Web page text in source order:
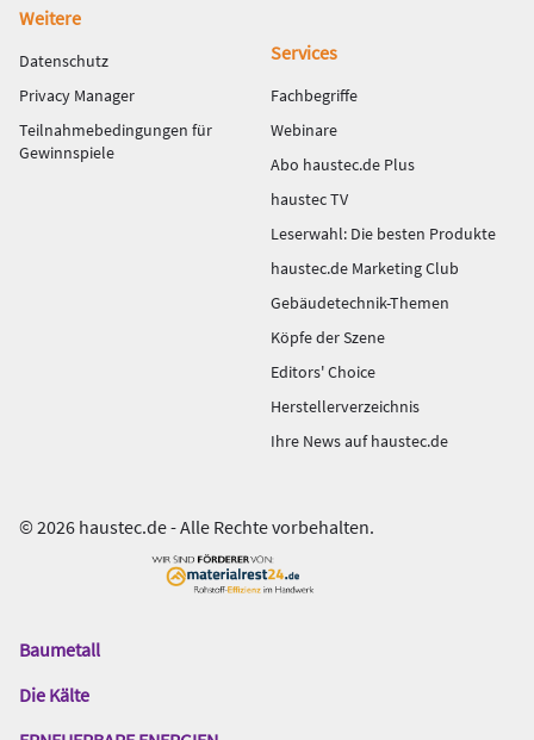
Weitere
Datenschutz
Privacy Manager
Teilnahmebedingungen für
Gewinnspiele
Services
Fachbegriffe
Webinare
Abo haustec.de Plus
haustec TV
Leserwahl: Die besten Produkte
haustec.de Marketing Club
Gebäudetechnik-Themen
Köpfe der Szene
Editors' Choice
Herstellerverzeichnis
Ihre News auf haustec.de
© 2026 haustec.de - Alle Rechte vorbehalten.
Das
Gentner
Baumetall
Die Kälte